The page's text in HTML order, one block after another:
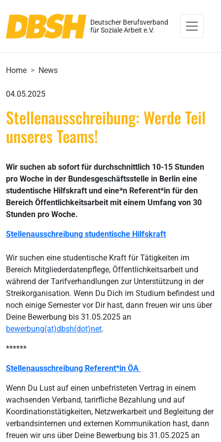
Deutscher Berufsverband
für Soziale Arbeit e.V.
Home News
04.05.2025
Stellenausschreibung: Werde Teil
unseres Teams!
Wir suchen ab sofort für durchschnittlich 10-15 Stunden
pro Woche in der Bundesgeschäftsstelle in Berlin eine
studentische Hilfskraft und eine*n Referent*in für den
Bereich Öffentlichkeitsarbeit mit einem Umfang von 30
Stunden pro Woche.
Stellenausschreibung studentische Hilfskraft
Wir suchen eine studentische Kraft für Tätigkeiten im
Bereich Mitgliederdatenpflege, Öffentlichkeitsarbeit und
während der Tarifverhandlungen zur Unterstützung in der
Streikorganisation. Wenn Du Dich im Studium befindest und
noch einige Semester vor Dir hast, dann freuen wir uns über
Deine Bewerbung bis 31.05.2025 an
bewerbung(at)dbsh(dot)net.
******
Stellenausschreibung Referent*in ÖA
Wenn Du Lust auf einen unbefristeten Vertrag in einem
wachsenden Verband, tarirfliche Bezahlung und auf
Koordinationstätigkeiten, Netzwerkarbeit und Begleitung der
verbandsinternen und externen Kommunikation hast, dann
freuen wir uns über Deine Bewerbung bis 31.05.2025 an